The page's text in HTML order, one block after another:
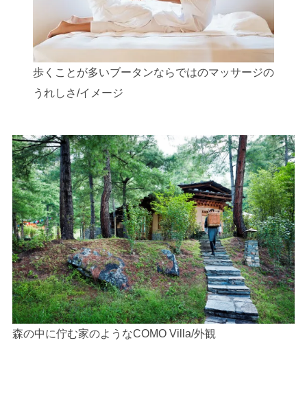
歩くことが多いブータンならではのマッサージの
うれしさ/イメージ
森の中に佇む家のようなCOMO Villa/外観